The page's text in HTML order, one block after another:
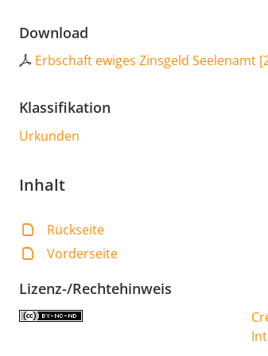
Download
Erbschaft ewiges Zinsgeld Seelenamt [
Klassifikation
Urkunden
Inhalt
Rückseite
Vorderseite
Lizenz-/Rechtehinweis